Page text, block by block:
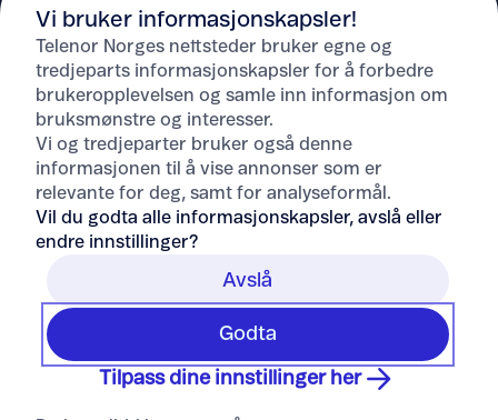
Hjelp
Om Telenor
Vi bruker informasjonskapsler!
Telenor Norges nettsteder bruker egne og
tredjeparts informasjonskapsler for å forbedre
brukeropplevelsen og samle inn informasjon om
bruksmønstre og interesser.
Vi og tredjeparter bruker også denne
informasjonen til å vise annonser som er
relevante for deg, samt for analyseformål.
Vil du godta alle informasjonskapsler, avslå eller
endre innstillinger?
Avslå
Godta
Tilpass dine innstillinger her